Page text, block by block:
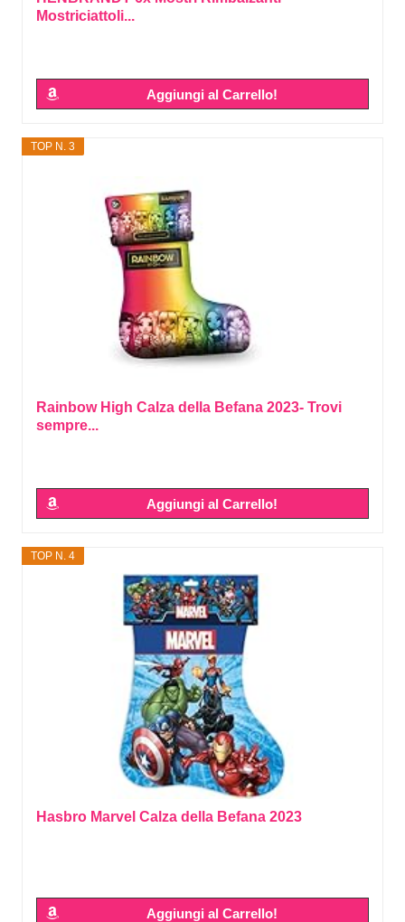
Mostriciattoli...
Aggiungi al Carrello!
TOP N. 3
Rainbow High Calza della Befana 2023- Trovi
sempre...
Aggiungi al Carrello!
TOP N. 4
Hasbro Marvel Calza della Befana 2023
Aggiungi al Carrello!